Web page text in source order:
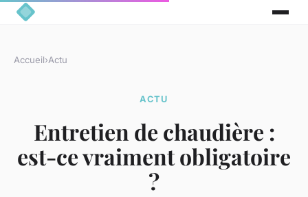
Accueil›Actu
ACTU
Entretien de chaudière :
est-ce vraiment obligatoire
?